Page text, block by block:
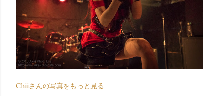
Chiiさんの写真をもっと見る